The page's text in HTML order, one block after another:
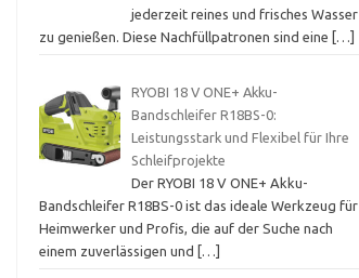
jederzeit reines und frisches Wasser
zu genießen. Diese Nachfüllpatronen sind eine
[…]
RYOBI 18 V ONE+ Akku-
Bandschleifer R18BS-0:
Leistungsstark und Flexibel für Ihre
Schleifprojekte
Der RYOBI 18 V ONE+ Akku-
Bandschleifer R18BS-0 ist das ideale Werkzeug für
Heimwerker und Profis, die auf der Suche nach
einem zuverlässigen und
[…]